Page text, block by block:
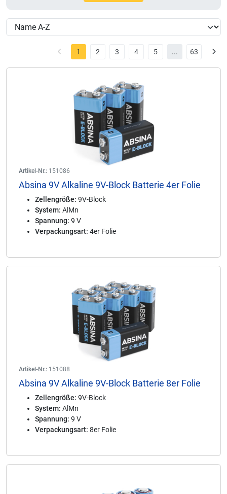
1 2 3 4 5 ... 63
Artikel-Nr.: 151086
Absina 9V Alkaline 9V-Block Batterie 4er Folie
Zellengröße: 9V-Block
System: AlMn
Spannung: 9 V
Verpackungsart: 4er Folie
Artikel-Nr.: 151088
Absina 9V Alkaline 9V-Block Batterie 8er Folie
Zellengröße: 9V-Block
System: AlMn
Spannung: 9 V
Verpackungsart: 8er Folie